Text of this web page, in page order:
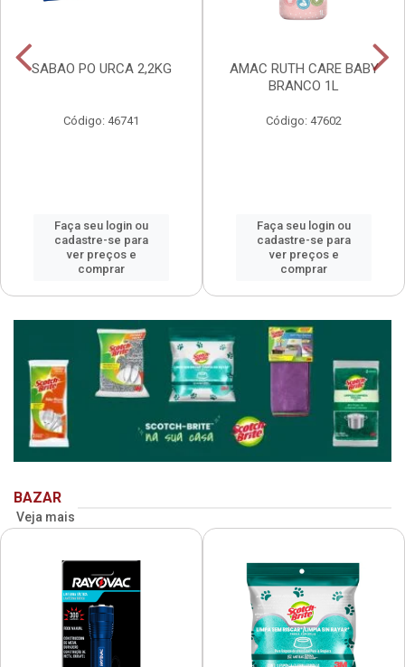
SABAO PO URCA 2,2KG
Código: 46741
Faça seu login ou
cadastre-se para
ver preços e
comprar
AMAC RUTH CARE BABY
BRANCO 1L
Código: 47602
Faça seu login ou
cadastre-se para
ver preços e
comprar
BAZAR
Veja mais